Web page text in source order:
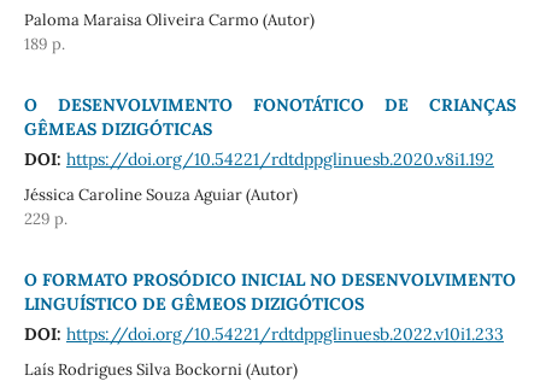
Paloma Maraisa Oliveira Carmo (Autor)
189 p.
O DESENVOLVIMENTO FONOTÁTICO DE CRIANÇAS
GÊMEAS DIZIGÓTICAS
DOI: https://doi.org/10.54221/rdtdppglinuesb.2020.v8i1.192
Jéssica Caroline Souza Aguiar (Autor)
229 p.
O FORMATO PROSÓDICO INICIAL NO DESENVOLVIMENTO
LINGUÍSTICO DE GÊMEOS DIZIGÓTICOS
DOI: https://doi.org/10.54221/rdtdppglinuesb.2022.v10i1.233
Laís Rodrigues Silva Bockorni (Autor)